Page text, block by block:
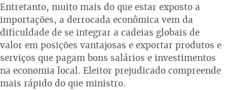
Entretanto, muito mais do que estar exposto a
importações, a derrocada econômica vem da
dificuldade de se integrar a cadeias globais de
valor em posições vantajosas e exportar produtos e
serviços que pagam bons salários e investimentos
na economia local. Eleitor prejudicado compreende
mais rápido do que ministro.